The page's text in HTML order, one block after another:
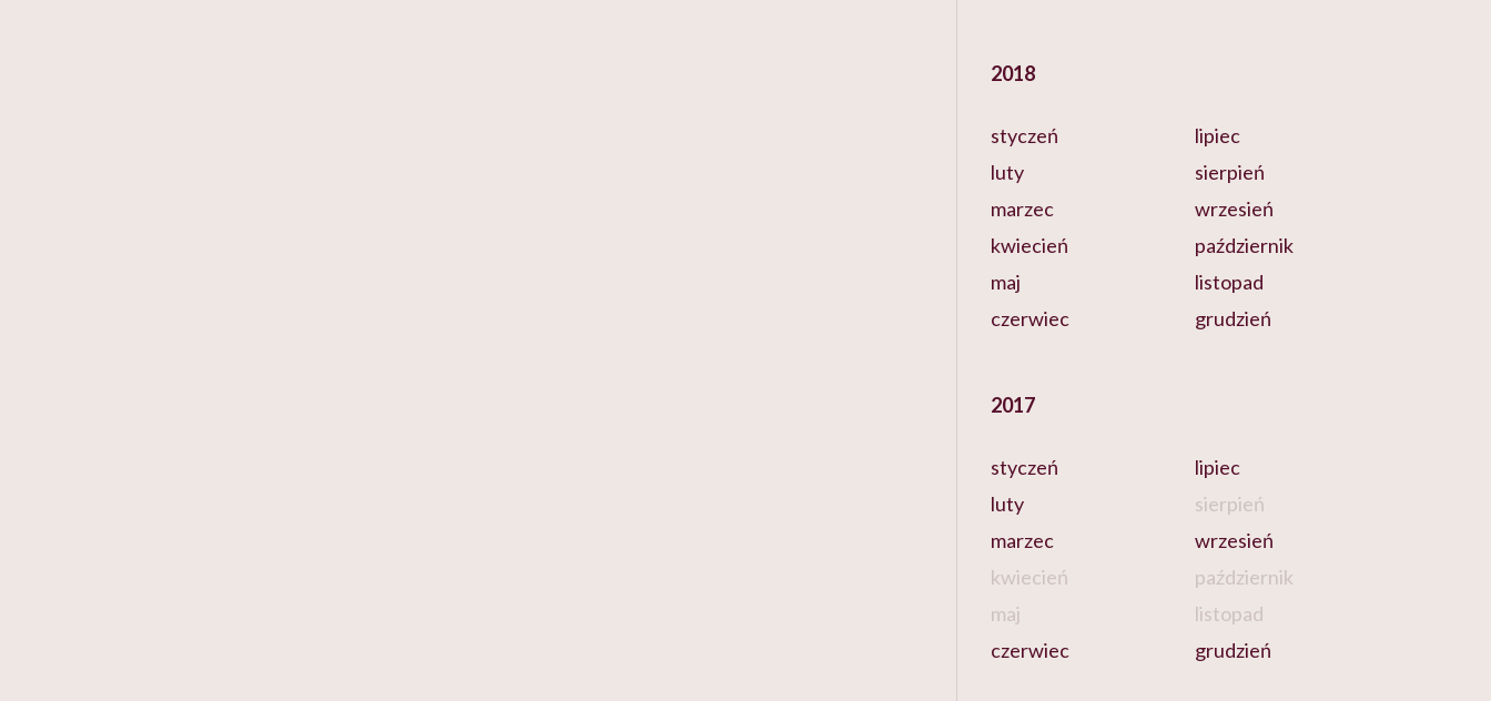
2018
styczeń
luty
marzec
kwiecień
maj
czerwiec
lipiec
sierpień
wrzesień
październik
listopad
grudzień
2017
styczeń
luty
marzec
kwiecień
maj
czerwiec
lipiec
sierpień
wrzesień
październik
listopad
grudzień